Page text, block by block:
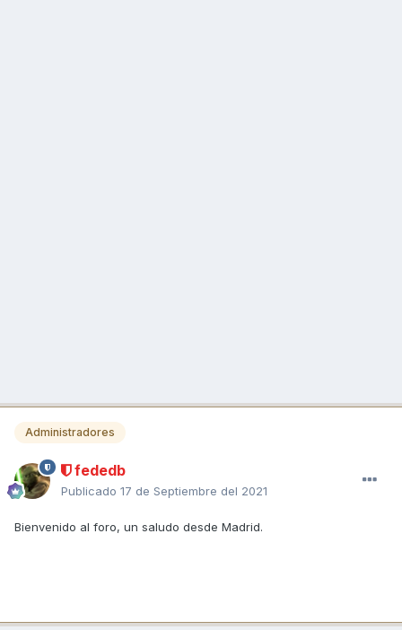
Administradores
fededb
Publicado 17 de Septiembre del 2021
Bienvenido al foro, un saludo desde Madrid.